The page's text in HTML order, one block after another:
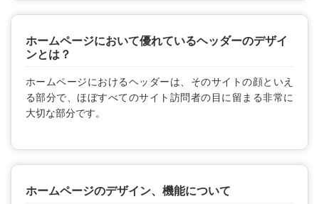
ホームページにおいて優れているヘッダーのデザイ
ンとは？
ホームページにおけるヘッダーは、そのサイトの顔といえ
る部分で、ほぼすべてのサイト訪問者の目に留まる非常に
大切な部分です。
ホームページのデザイン、機能について